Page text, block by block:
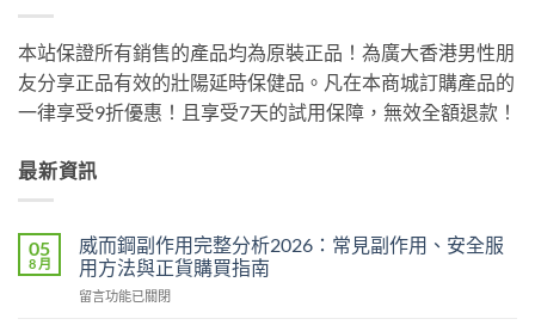
本站保證所有銷售的產品均為原裝正品！為廣大香港男性朋
友分享正品有效的壯陽延時保健品。凡在本商城訂購產品的
一律享受9折優惠！且享受7天的試用保障，無效全額退款！
最新資訊
05
8 月
威而鋼副作用完整分析2026：常見副作用、安全服
用方法與正貨購買指南
在
留言功能已關閉